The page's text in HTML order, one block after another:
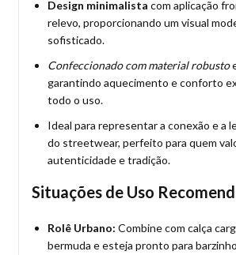
Design minimalista com aplicação
relevo, proporcionando um visual
sofisticado.
Confeccionado com material robusto
garantindo aquecimento e conforto
todo o uso.
Ideal para representar a conexão e a
do streetwear, perfeito para quem
autenticidade e tradição.
Situações de Uso
Rolê Urbano: Combine com calça
bermuda e esteja pronto para